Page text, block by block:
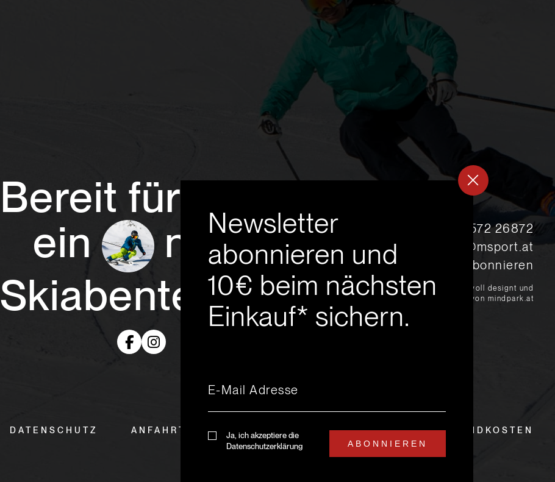
Bereit für
ein
neues
Skiabenteuer?
+43 5572 26872
msport@msport.at
Newsletter abonnieren
liebevoll designt und
programmiert von mindpark.at
DATENSCHUTZ ANFAHRT & ÖFFNUNGSZEITEN LIEFER- UND VERSANDKOSTEN
Newsletter
abonnieren und
10€ beim nächsten
Einkauf* sichern.
Ja, ich akzeptiere die
Datenschutzerklärung
ABONNIEREN